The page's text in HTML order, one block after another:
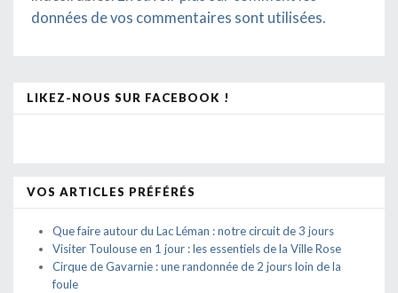
données de vos commentaires sont utilisées.
LIKEZ-NOUS SUR FACEBOOK !
VOS ARTICLES PRÉFÉRÉS
Que faire autour du Lac Léman : notre circuit de 3 jours
Visiter Toulouse en 1 jour : les essentiels de la Ville Rose
Cirque de Gavarnie : une randonnée de 2 jours loin de la
foule